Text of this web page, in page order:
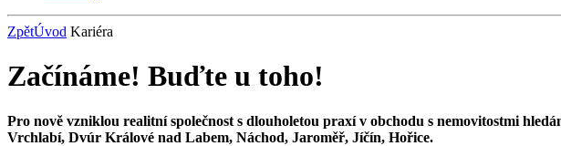
ZpětÚvod Kariéra
Začínáme! Buďte u toho!
Pro nově vzniklou realitní společnost s dlouholetou praxí v obchodu s nemovitostmi
Vrchlabí, Dvúr Králové nad Labem, Náchod, Jaroměř, Jíčín, Hořice.